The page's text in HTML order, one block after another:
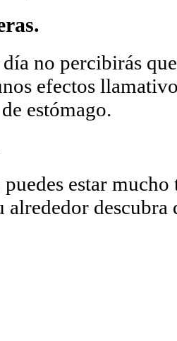
no percibirás
efectos
estómago.
estar
alrededor descubra